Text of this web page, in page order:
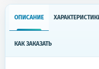
ОПИСАНИЕ
КАК ЗАКАЗАТЬ